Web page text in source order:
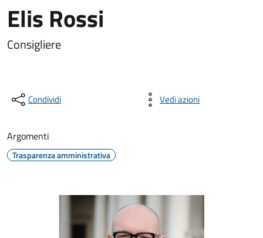
Elis Rossi
Consigliere
Condividi Vedi azioni
Argomenti
Trasparenza amministrativa